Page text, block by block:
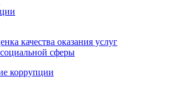
качества оказания услуг
сферы
коррупции